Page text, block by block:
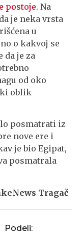
postoje. Na
je neka vrsta
u
o kakvoj se
da je za
od oko
oblik
posmatrati iz
nove ere i
je bio Egipat,
posmatrala
Tragač
Podeli: